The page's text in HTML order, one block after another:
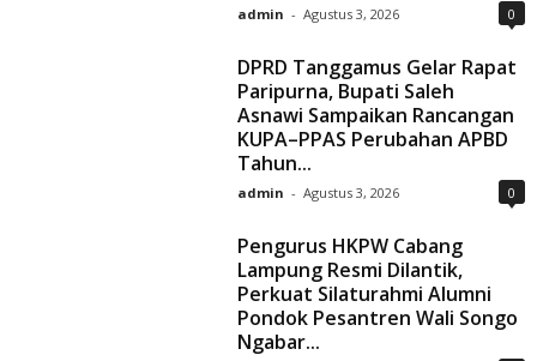
admin - Agustus 3, 2026 0
DPRD Tanggamus Gelar Rapat
Paripurna, Bupati Saleh
Asnawi Sampaikan Rancangan
KUPA–PPAS Perubahan APBD
Tahun...
admin - Agustus 3, 2026 0
Pengurus HKPW Cabang
Lampung Resmi Dilantik,
Perkuat Silaturahmi Alumni
Pondok Pesantren Wali Songo
Ngabar...